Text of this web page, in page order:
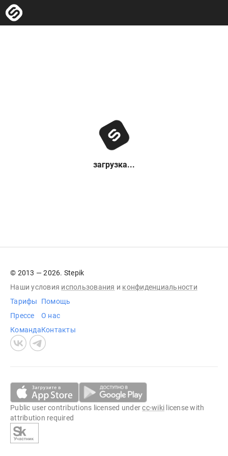
загрузка...
© 2013 — 2026. Stepik
Наши условия использования и конфиденциальности
Тарифы
Прессе
Команда
Помощь
О нас
Контакты
Public user contributions licensed undercc-wiki license with
attribution required